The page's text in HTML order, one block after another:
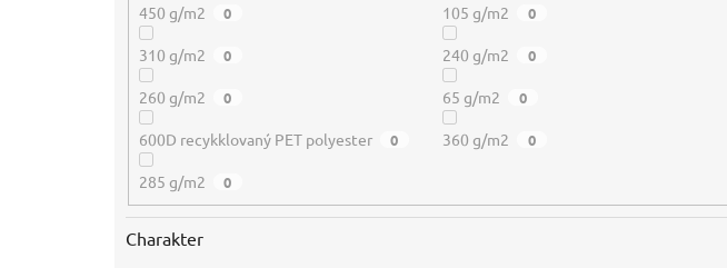
450 g/m2 0 105 g/m2 0
310 g/m2 0 240 g/m2 0
260 g/m2 0 65 g/m2 0
600D recykklovaný PET polyester 0 360 g/m2 0
285 g/m2 0
Charakter